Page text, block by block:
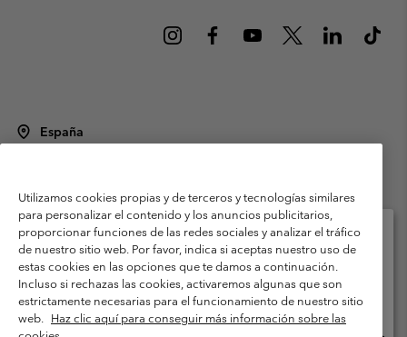
España
Condiciones de uso
Terminos de Venta
Garantía
Política de Privacidad
Términos y condiciones del programa de miembros
Términos De Uso Del Contenido Generado Por Los Usuarios
Impressum
Cookies Public CBCR
Utilizamos cookies propias y de terceros y tecnologías similares
para personalizar el contenido y los anuncios publicitarios,
proporcionar funciones de las redes sociales y analizar el tráfico
de nuestro sitio web. Por favor, indica si aceptas nuestro uso de
estas cookies en las opciones que te damos a continuación.
Incluso si rechazas las cookies, activaremos algunas que son
estrictamente necesarias para el funcionamiento de nuestro sitio
web. Haz clic aquí para conseguir más información sobre las
Selecciona tu país e idioma envío
Compras en línea disponibles